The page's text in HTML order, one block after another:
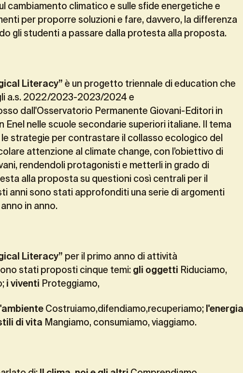
cambiamento climatico e sulle sfide energetiche e
per proporre soluzioni e fare, davvero, la differenza
gli studenti a passare dalla protesta alla proposta.
Literacy” è un progetto triennale di education che
a.s. 2022/2023-2023/2024 e
dall'Osservatorio Permanente Giovani-Editori in
Enel nelle scuole secondarie superiori italiane. Il tema
le strategie per contrastare il collasso ecologico del
attenzione al climate change, con l’obiettivo di
rendendoli protagonisti e metterli in grado di
alla proposta su questioni così centrali per il
anni sono stati approfonditi una serie di argomenti
in anno.
Literacy” per il primo anno di attività
stati proposti cinque temi: gli oggetti Riduciamo,
i viventi Proteggiamo,
l'ambiente Costruiamo,difendiamo,recuperiamo; l'energia
di vita Mangiamo, consumiamo, viaggiamo.